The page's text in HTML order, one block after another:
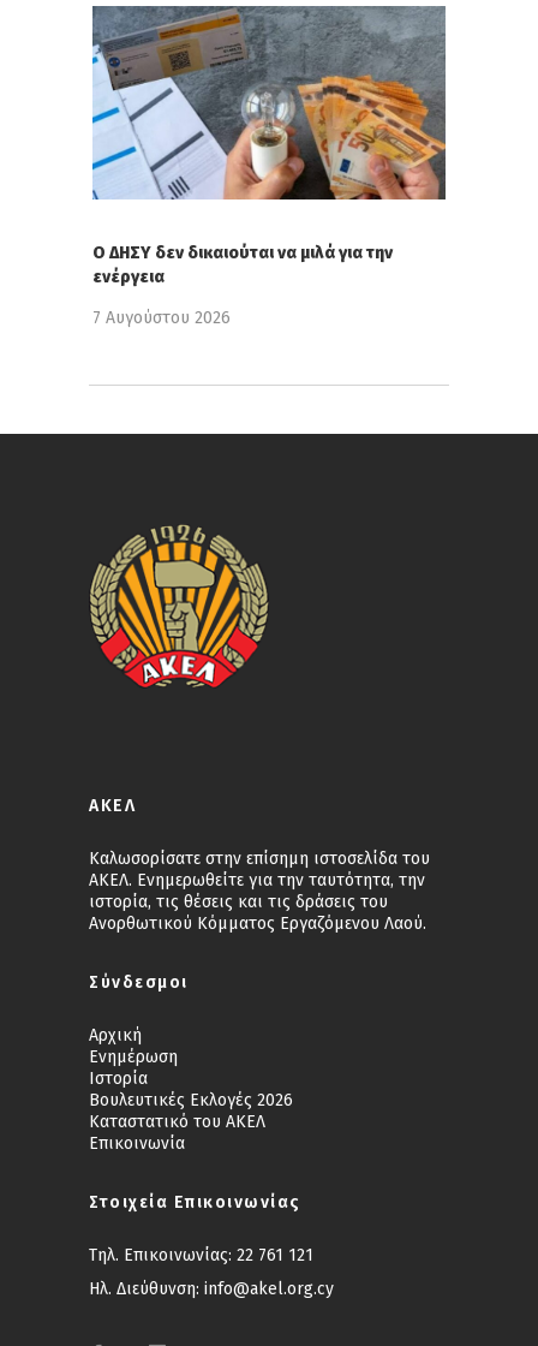
Ο ΔΗΣΥ δεν δικαιούται να μιλά για την
ενέργεια
7 Αυγούστου 2026
ΑΚΕΛ
Καλωσορίσατε στην επίσημη ιστοσελίδα του
ΑΚΕΛ. Ενημερωθείτε για την ταυτότητα, την
ιστορία, τις θέσεις και τις δράσεις του
Ανορθωτικού Κόμματος Εργαζόμενου Λαού.
Σύνδεσμοι
Αρχική
Ενημέρωση
Ιστορία
Βουλευτικές Εκλογές 2026
Καταστατικό του ΑΚΕΛ
Επικοινωνία
Στοιχεία Επικοινωνίας
Τηλ. Επικοινωνίας: 22 761 121
Ηλ. Διεύθυνση: info@akel.org.cy